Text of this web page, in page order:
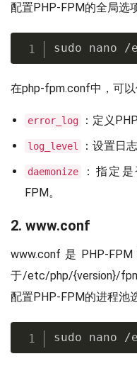
配置PHP-FPM的全局选
sudo nano
在php-fpm.conf中，可以
error_log ：定义
log_level ：设置日
daemonize
：指定
FPM。
2. www.conf
www.conf是PHP-
于/etc/php/{version}/
配置PHP-FPM的进程池
sudo nano